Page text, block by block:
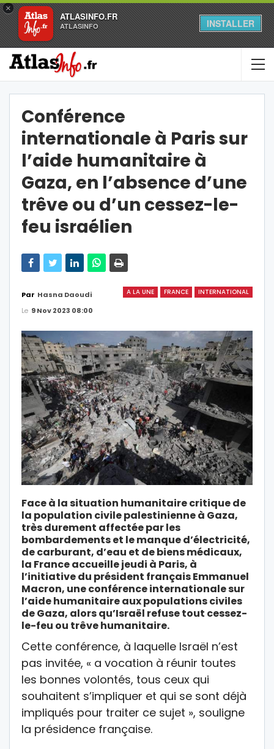
×
ATLASINFO.FR
ATLASINFO INSTALLER
Conférence
internationale à Paris sur
l’aide humanitaire à
Gaza, en l’absence d’une
trêve ou d’un cessez-le-
feu israélien
A LA UNE FRANCE INTERNATIONAL
Par Hasna Daoudi
Le 9 Nov 2023 08:00
Face à la situation humanitaire critique de
la population civile palestinienne à Gaza,
très durement affectée par les
bombardements et le manque d’électricité,
de carburant, d’eau et de biens médicaux,
la France accueille jeudi à Paris, à
l’initiative du président français Emmanuel
Macron, une conférence internationale sur
l’aide humanitaire aux populations civiles
de Gaza, alors qu’Israël refuse tout cessez-
le-feu ou trêve humanitaire.
Cette conférence, à laquelle Israël n’est
pas invitée, « a vocation à réunir toutes
les bonnes volontés, tous ceux qui
souhaitent s’impliquer et qui se sont déjà
impliqués pour traiter ce sujet », souligne
la présidence française.